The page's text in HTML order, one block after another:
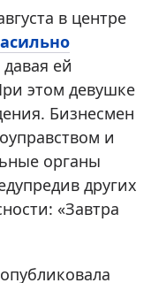
в центре
давая ей
этом девушке
Бизнесмен
и
органы
других
«Завтра